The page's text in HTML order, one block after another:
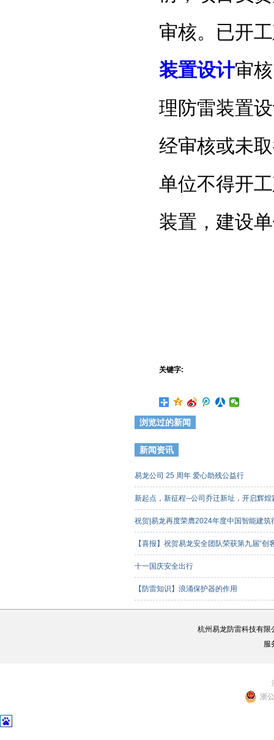
审核。已开
装置设计审
理防雷装置
经审核或未
单位不得开
装置，建设
关键字:
浏览过的新闻
新闻资讯
易龙公司 25 周年 爱心助残公益行
新起点，新征程--公司乔迁新址，开启辉
祝贺|易龙再度荣膺2024年度中国智能建
【喜报】祝贺易龙安全团队荣获第九届“
十一国庆安全出行
【防雷知识】浪涌保护器的作用
杭州易龙防雷科技有限
服
浙